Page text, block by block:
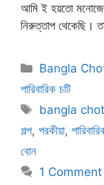
আমি ই হয়তো মনোজের
নিরুত্তাপ থেকেছি।
Categories
Bangla Choti
পারিবারিক চটি
Tags
bangla
গল্প, পরকীয়া,
বোন
1 Comment